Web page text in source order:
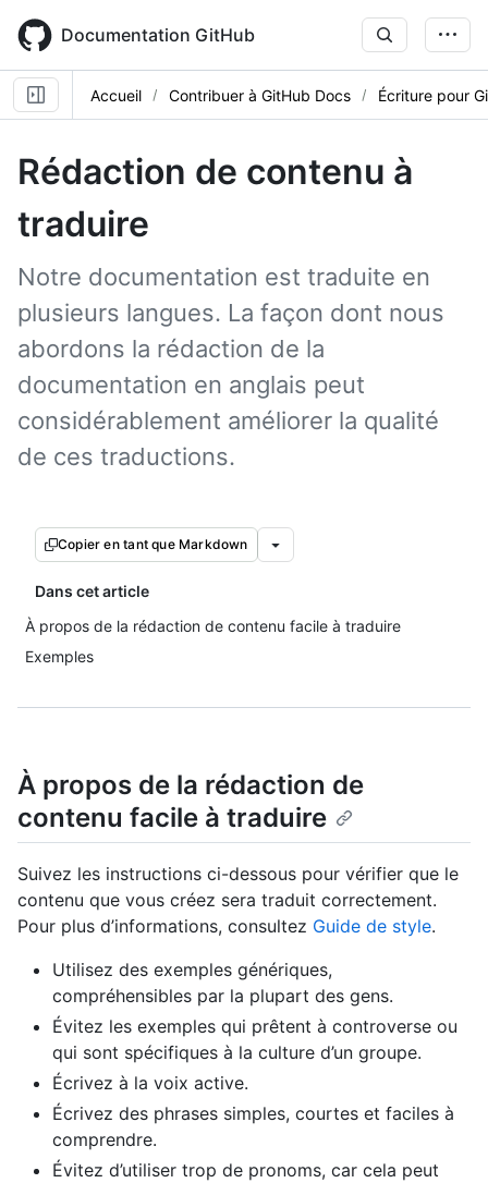
main
content
Documentation GitHub
Accueil Contribuer à GitHub Docs Écriture pour
Rédaction de contenu à
traduire
Notre documentation est traduite en
plusieurs langues. La façon dont nous
abordons la rédaction de la
documentation en anglais peut
considérablement améliorer la qualité
de ces traductions.
Copier en tant que Markdown
Dans cet article
À propos de la rédaction de contenu facile à traduire
Exemples
À propos de la rédaction de
contenu facile à traduire
Suivez les instructions ci-dessous pour vérifier que le
contenu que vous créez sera traduit correctement.
Pour plus d’informations, consultez Guide de style.
Utilisez des exemples génériques,
compréhensibles par la plupart des gens.
Évitez les exemples qui prêtent à controverse ou
qui sont spécifiques à la culture d’un groupe.
Écrivez à la voix active.
Écrivez des phrases simples, courtes et faciles à
comprendre.
Évitez d’utiliser trop de pronoms, car cela peut